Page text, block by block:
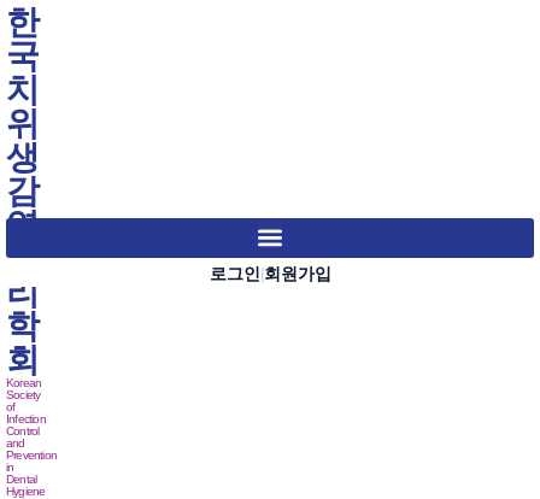
한
국
치
위
생
감
염
관
리
학
회
Korean
Society
of
Infection
Control
and
Prevention
in
Dental
Hygiene
로그인 회원가입